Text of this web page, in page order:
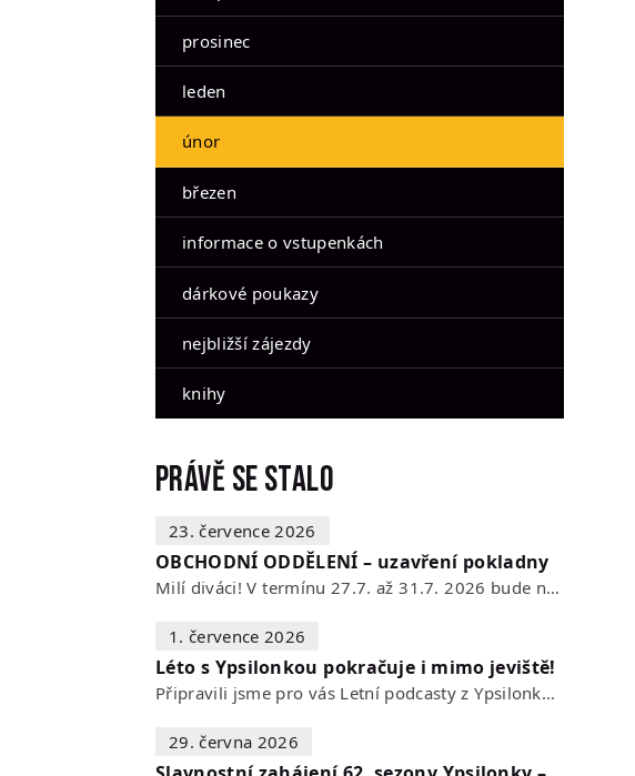
prosinec
leden
únor
březen
informace o vstupenkách
dárkové poukazy
nejbližší zájezdy
knihy
Právě se stalo
23. července 2026
OBCHODNÍ ODDĚLENÍ – uzavření pokladny
Milí diváci! V termínu 27.7. až 31.7. 2026 bude naše POKLADNA z technických…
1. července 2026
Léto s Ypsilonkou pokračuje i mimo jeviště!
Připravili jsme pro vás Letní podcasty z Ypsilonky – novou sérii rozhovorů s…
29. června 2026